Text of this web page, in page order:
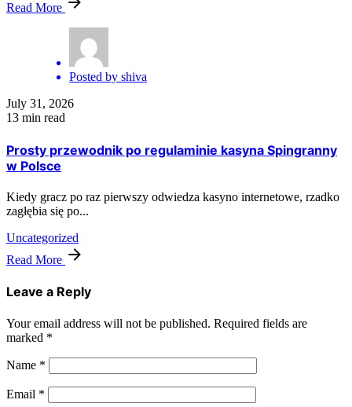
Read More
Posted by shiva
July 31, 2026
13 min read
Prosty przewodnik po regulaminie kasyna Spingranny
w Polsce
Kiedy gracz po raz pierwszy odwiedza kasyno internetowe, rzadko
zagłębia się po...
Uncategorized
Read More
Leave a Reply
Your email address will not be published. Required fields are
marked *
Name *
Email *